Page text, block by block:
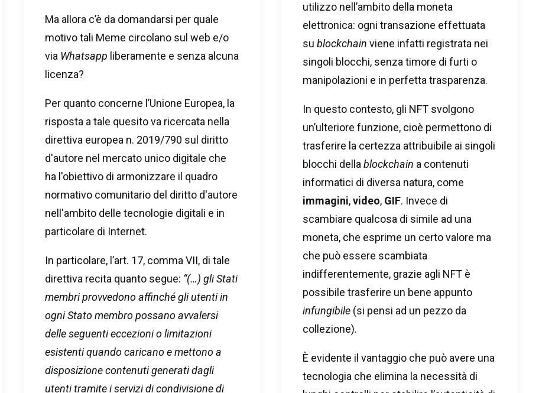
Ma allora c’è da domandarsi per quale
motivo tali Meme circolano sul web e/o
via Whatsapp liberamente e senza alcuna
licenza?
Per quanto concerne l’Unione Europea, la
risposta a tale quesito va ricercata nella
direttiva europea n. 2019/790 sul diritto
d'autore nel mercato unico digitale che
ha l'obiettivo di armonizzare il quadro
normativo comunitario del diritto d'autore
nell'ambito delle tecnologie digitali e in
particolare di Internet.
In particolare, l’art. 17, comma VII, di tale
direttiva recita quanto segue: “(…) gli Stati
membri provvedono affinché gli utenti in
ogni Stato membro possano avvalersi
delle seguenti eccezioni o limitazioni
esistenti quando caricano e mettono a
disposizione contenuti generati dagli
utenti tramite i servizi di condivisione di
utilizzo nell’ambito della moneta
elettronica: ogni transazione effettuata
su blockchain viene infatti registrata nei
singoli blocchi, senza timore di furti o
manipolazioni e in perfetta trasparenza.
In questo contesto, gli NFT svolgono
un’ulteriore funzione, cioè permettono di
trasferire la certezza attribuibile ai singoli
blocchi della blockchain a contenuti
informatici di diversa natura, come
immagini,video, GIF. Invece di
scambiare qualcosa di simile ad una
moneta, che esprime un certo valore ma
che può essere scambiata
indifferentemente, grazie agli NFT è
possibile trasferire un bene appunto
infungibile (si pensi ad un pezzo da
collezione).
È evidente il vantaggio che può avere una
tecnologia che elimina la necessità di